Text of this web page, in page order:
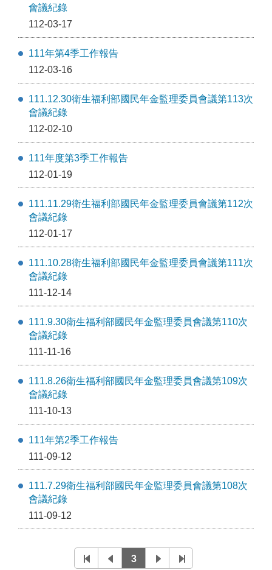
會議紀錄
112-03-17
111年第4季工作報告
112-03-16
111.12.30衛生福利部國民年金監理委員會議第113次
會議紀錄
112-02-10
111年度第3季工作報告
112-01-19
111.11.29衛生福利部國民年金監理委員會議第112次
會議紀錄
112-01-17
111.10.28衛生福利部國民年金監理委員會議第111次
會議紀錄
111-12-14
111.9.30衛生福利部國民年金監理委員會議第110次
會議紀錄
111-11-16
111.8.26衛生福利部國民年金監理委員會議第109次
會議紀錄
111-10-13
111年第2季工作報告
111-09-12
111.7.29衛生福利部國民年金監理委員會議第108次
會議紀錄
111-09-12
3